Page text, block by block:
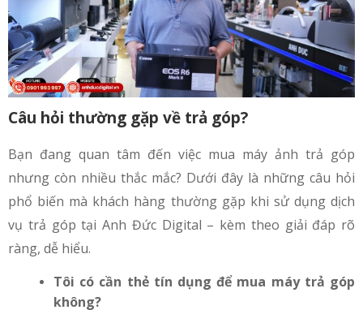
Câu hỏi thường gặp về trả góp?
Bạn đang quan tâm đến việc mua máy ảnh trả góp
nhưng còn nhiều thắc mắc? Dưới đây là những câu hỏi
phổ biến mà khách hàng thường gặp khi sử dụng dịch
vụ trả góp tại Anh Đức Digital – kèm theo giải đáp rõ
ràng, dễ hiểu.
Tôi có cần thẻ tín dụng để mua máy trả góp
không?